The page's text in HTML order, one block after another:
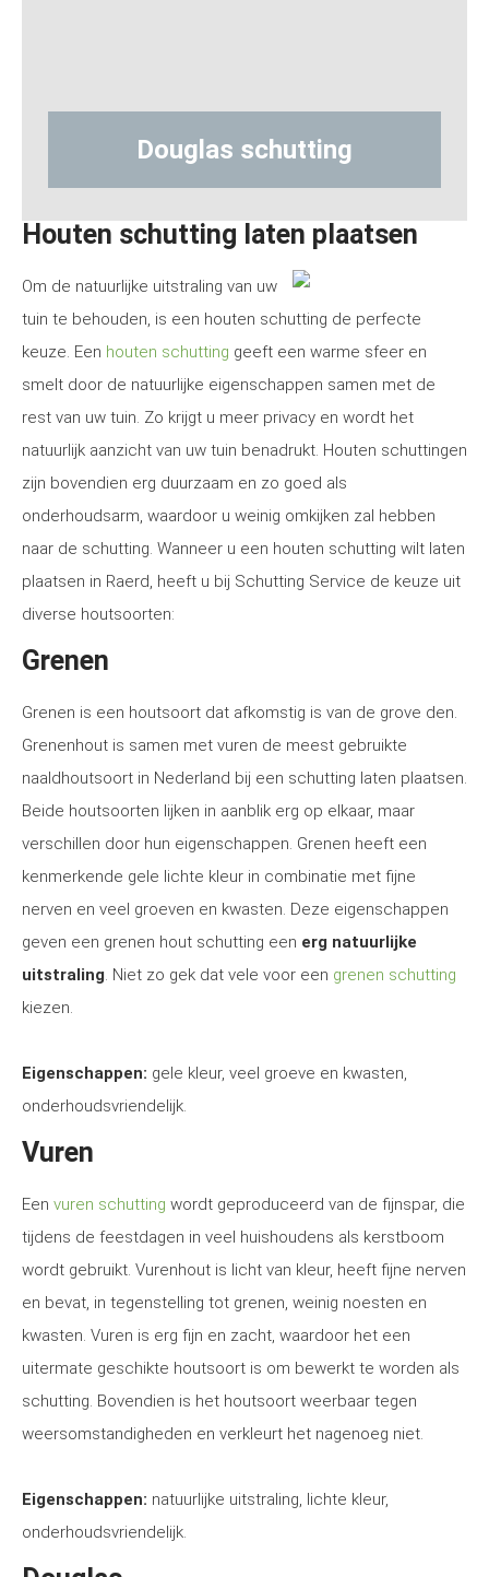
Hout-
Houten schutting laten plaatsen
Om de natuurlijke uitstraling van uw
tuin te behouden, is een houten schutting de perfecte
keuze. Een houten schutting geeft een warme sfeer en
smelt door de natuurlijke eigenschappen samen met de
rest van uw tuin. Zo krijgt u meer privacy en wordt het
natuurlijk aanzicht van uw tuin benadrukt. Houten schuttingen
zijn bovendien erg duurzaam en zo goed als
onderhoudsarm, waardoor u weinig omkijken zal hebben
naar de schutting. Wanneer u een houten schutting wilt laten
plaatsen in Raerd, heeft u bij Schutting Service de keuze uit
diverse houtsoorten:
Grenen
Grenen is een houtsoort dat afkomstig is van de grove den.
Grenenhout is samen met vuren de meest gebruikte
naaldhoutsoort in Nederland bij een schutting laten plaatsen.
Beide houtsoorten lijken in aanblik erg op elkaar, maar
verschillen door hun eigenschappen. Grenen heeft een
kenmerkende gele lichte kleur in combinatie met fijne
nerven en veel groeven en kwasten. Deze eigenschappen
geven een grenen hout schutting een erg natuurlijke
uitstraling. Niet zo gek dat vele voor een grenen schutting
kiezen.
Eigenschappen: gele kleur, veel groeve en kwasten,
onderhoudsvriendelijk.
Vuren
Een vuren schutting wordt geproduceerd van de fijnspar, die
tijdens de feestdagen in veel huishoudens als kerstboom
wordt gebruikt. Vurenhout is licht van kleur, heeft fijne nerven
en bevat, in tegenstelling tot grenen, weinig noesten en
kwasten. Vuren is erg fijn en zacht, waardoor het een
uitermate geschikte houtsoort is om bewerkt te worden als
schutting. Bovendien is het houtsoort weerbaar tegen
weersomstandigheden en verkleurt het nagenoeg niet.
Eigenschappen: natuurlijke uitstraling, lichte kleur,
onderhoudsvriendelijk.